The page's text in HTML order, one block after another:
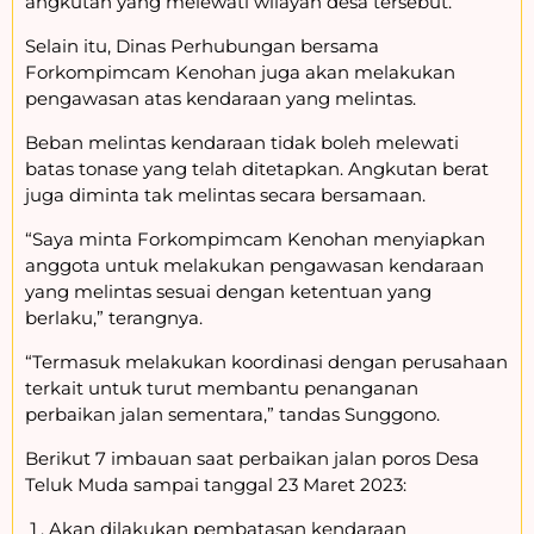
Selain itu, Dinas Perhubungan bersama
Forkompimcam Kenohan juga akan melakukan
pengawasan atas kendaraan yang melintas.
Beban melintas kendaraan tidak boleh melewati
batas tonase yang telah ditetapkan. Angkutan berat
juga diminta tak melintas secara bersamaan.
“Saya minta Forkompimcam Kenohan menyiapkan
anggota untuk melakukan pengawasan kendaraan
yang melintas sesuai dengan ketentuan yang
berlaku,” terangnya.
“Termasuk melakukan koordinasi dengan perusahaan
terkait untuk turut membantu penanganan
perbaikan jalan sementara,” tandas Sunggono.
Berikut 7 imbauan saat perbaikan jalan poros Desa
Teluk Muda sampai tanggal 23 Maret 2023:
Akan dilakukan pembatasan kendaraan